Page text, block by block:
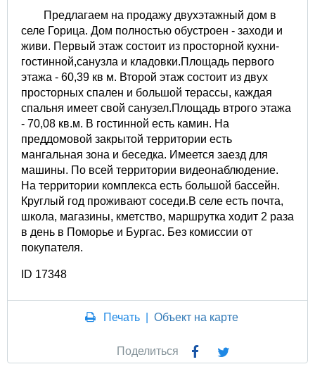
Предлагаем на продажу двухэтажный дом в
селе Горица. Дом полностью обустроен - заходи и
живи. Первый этаж состоит из просторной кухни-
гостинной,санузла и кладовки.Площадь первого
этажа - 60,39 кв м. Второй этаж состоит из двух
просторных спален и большой терассы, каждая
спальня имеет свой санузел.Площадь втрого этажа
- 70,08 кв.м. В гостинной есть камин. На
преддомовой закрытой территории есть
мангальная зона и беседка. Имеется заезд для
машины. По всей территории видеонаблюдение.
На территории комплекса есть большой бассейн.
Круглый год проживают соседи.В селе есть почта,
школа, магазины, кметство, маршрутка ходит 2 раза
в день в Поморье и Бургас. Без комиссии от
покупателя.
ID 17348
Печать |Объект на карте
Поделиться